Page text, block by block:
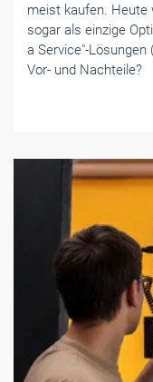
meist kaufen. Heute
sogar als einzige
a Service"-
Vor- und Nachteile?